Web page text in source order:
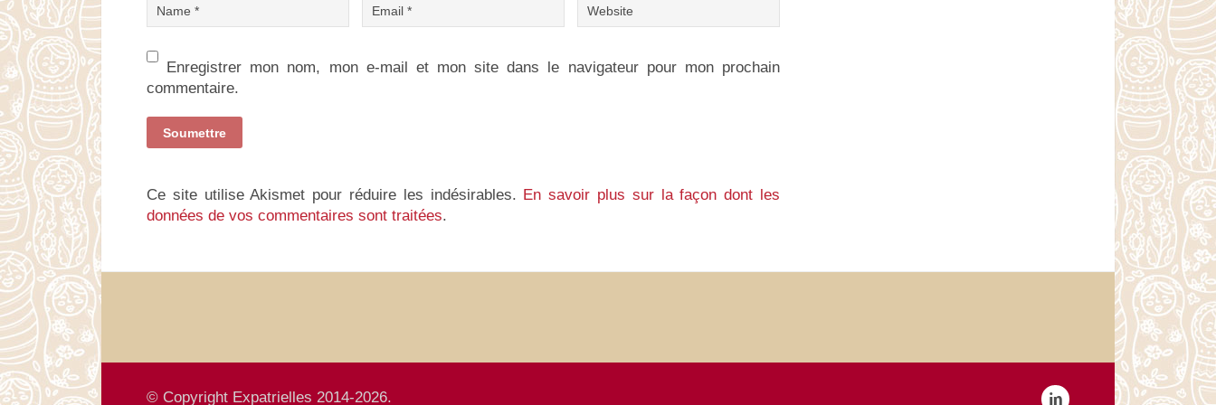
Enregistrer mon nom, mon e-mail et mon site dans le navigateur pour mon prochain
commentaire.
Ce site utilise Akismet pour réduire les indésirables. En savoir plus sur la façon dont les
données de vos commentaires sont traitées.
© Copyright Expatrielles 2014-2026.